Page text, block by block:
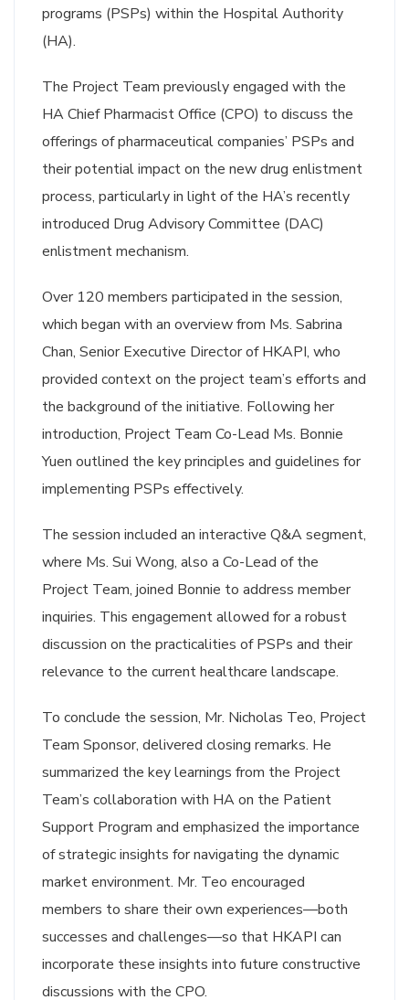
programs (PSPs) within the Hospital Authority
(HA).
The Project Team previously engaged with the
HA Chief Pharmacist Office (CPO) to discuss the
offerings of pharmaceutical companies’ PSPs and
their potential impact on the new drug enlistment
process, particularly in light of the HA’s recently
introduced Drug Advisory Committee (DAC)
enlistment mechanism.
Over 120 members participated in the session,
which began with an overview from Ms. Sabrina
Chan, Senior Executive Director of HKAPI, who
provided context on the project team’s efforts and
the background of the initiative. Following her
introduction, Project Team Co-Lead Ms. Bonnie
Yuen outlined the key principles and guidelines for
implementing PSPs effectively.
The session included an interactive Q&A segment,
where Ms. Sui Wong, also a Co-Lead of the
Project Team, joined Bonnie to address member
inquiries. This engagement allowed for a robust
discussion on the practicalities of PSPs and their
relevance to the current healthcare landscape.
To conclude the session, Mr. Nicholas Teo, Project
Team Sponsor, delivered closing remarks. He
summarized the key learnings from the Project
Team’s collaboration with HA on the Patient
Support Program and emphasized the importance
of strategic insights for navigating the dynamic
market environment. Mr. Teo encouraged
members to share their own experiences—both
successes and challenges—so that HKAPI can
incorporate these insights into future constructive
discussions with the CPO.